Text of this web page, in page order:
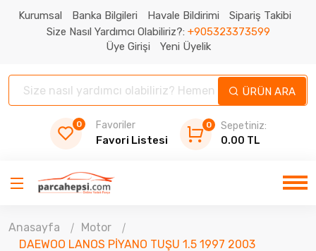
Kurumsal Banka Bilgileri Havale Bildirimi
Sipariş Takibi
Size Nasıl Yardımcı Olabiliriz?: +905323373599
Üye Girişi
Yeni Üyelik
ÜRÜN ARA
0 Favoriler
Favori Listesi
0
Sepetiniz:
0.00 TL
Anasayfa
Motor
DAEWOO LANOS PİYANO TUŞU 1.5 1997 2003